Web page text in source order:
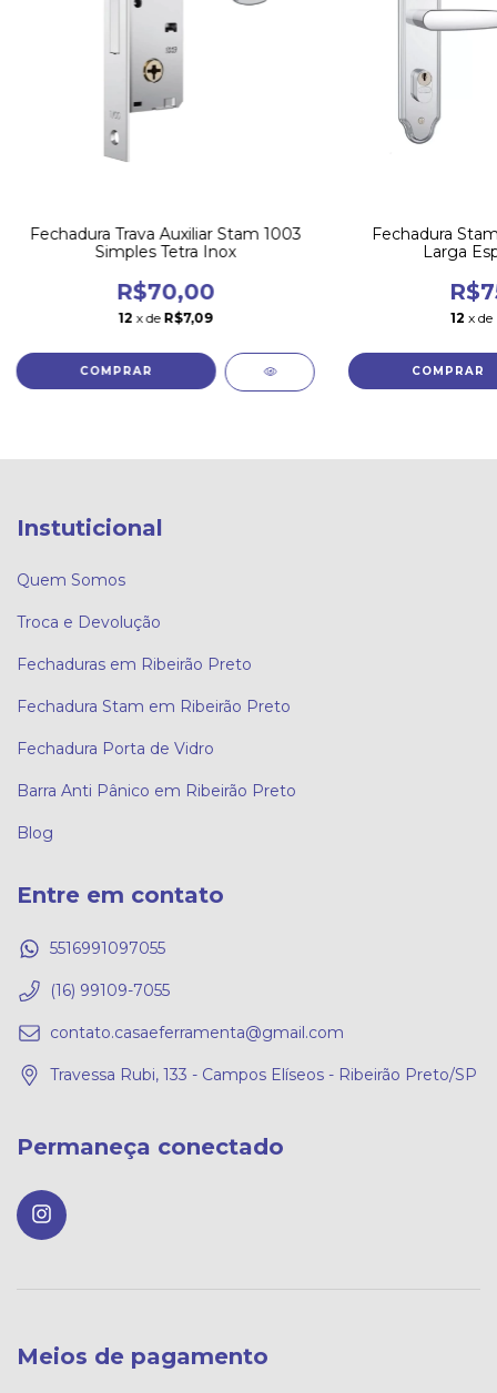
Fechadura Trava Auxiliar Stam 1003
Simples Tetra Inox
R$70,00
12 x de R$7,09
Fechadura
Larga
12 x de
Instuticional
Quem Somos
Troca e Devolução
Fechaduras em Ribeirão Preto
Fechadura Stam em Ribeirão Preto
Fechadura Porta de Vidro
Barra Anti Pânico em Ribeirão Preto
Blog
Entre em contato
5516991097055
(16) 99109-7055
contato.casaeferramenta@gmail.com
Travessa Rubi, 133 - Campos Elíseos - Ribeirão Preto/SP
Permaneça conectado
Meios de pagamento